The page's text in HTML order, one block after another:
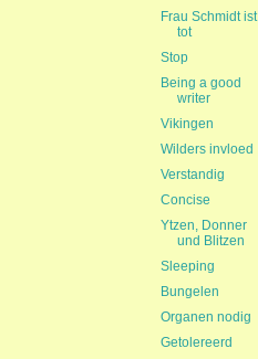
Frau Schmidt ist
tot
Stop
Being a good
writer
Vikingen
Wilders invloed
Verstandig
Concise
Ytzen, Donner
und Blitzen
Sleeping
Bungelen
Organen nodig
Getolereerd